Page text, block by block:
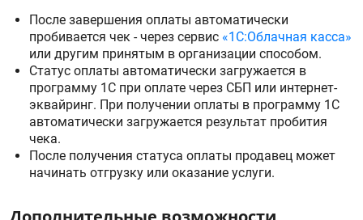
После завершения оплаты автоматически
пробивается чек - через сервис «1С:Облачная касса»
или другим принятым в организации способом.
Статус оплаты автоматически загружается в
программу 1С при оплате через СБП или интернет-
эквайринг. При получении оплаты в программу 1C
автоматически загружается результат пробития
чека.
После получения статуса оплаты продавец может
начинать отгрузку или оказание услуги.